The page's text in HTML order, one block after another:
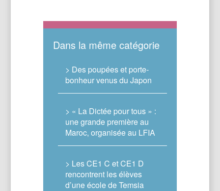
Dans la même catégorie
> Des poupées et porte-
bonheur venus du Japon
> « La Dictée pour tous » :
une grande première au
Maroc, organisée au LFIA
> Les CE1 C et CE1 D
rencontrent les élèves
d’une école de Temsia